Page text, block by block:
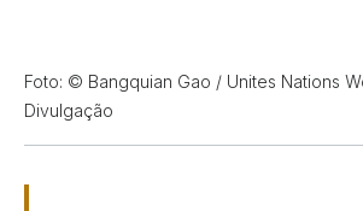
Foto: © Bangquian Gao / Unites Nations
Divulgação